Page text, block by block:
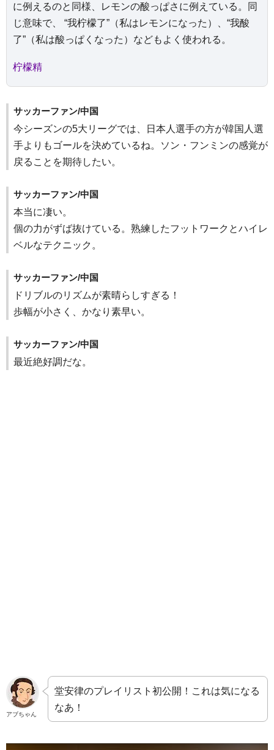
に例えるのと同様、レモンの酸っぱさに例えている。同
じ意味で、 “我柠檬了”（私はレモンになった）、“我酸
了”（私は酸っぱくなった）などもよく使われる。
柠檬精
サッカーファン/中国
今シーズンの5大リーグでは、日本人選手の方が韓国人選
手よりもゴールを決めているね。ソン・フンミンの感覚が
戻ることを期待したい。
サッカーファン/中国
本当に凄い。
個の力がずば抜けている。熟練したフットワークとハイレ
ベルなテクニック。
サッカーファン/中国
ドリブルのリズムが素晴らしすぎる！
歩幅が小さく、かなり素早い。
サッカーファン/中国
最近絶好調だな。
アブちゃん
堂安律のプレイリスト初公開！これは気になる
なあ！